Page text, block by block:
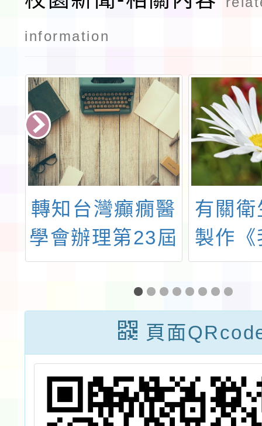
information
轉知台灣癲癇醫
學會辦理第23屆
「人間有情-關
懷癲癇徵文比
賽」活動
有關
製作
子！
坑》
單及
頁面